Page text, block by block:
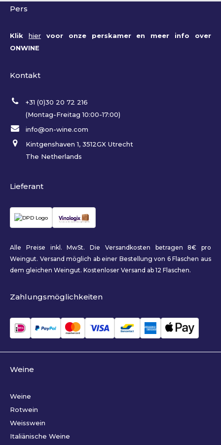
Pers
Klik hiervoor onze perskamer en meer info over
ONWINE
Kontakt
+31 (0)30 20 72 216
(Montag-Freitag 10:00-17:00)
info@on-wine.com
Kintgenshaven 1, 3512GX Utrecht
The Netherlands
Lieferant
Alle Preise inkl. MwSt. Die Versandkosten betragen 8€ pro
Weingut. Versand möglich ab einer Bestellung von 6 Flaschen aus
dem gleichen Weingut. Kostenloser Versand ab 12 Flaschen.
Zahlungsmöglichkeiten
Weine
Weine
Rotwein
Weisswein
Italiänische Weine